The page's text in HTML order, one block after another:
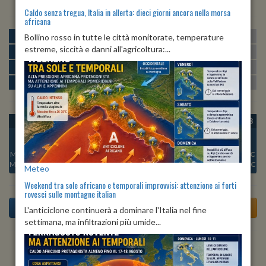
MATTINA min:26º max:30º U:62%
POMERIGGIO min:29º max:30º
SERA min: 27º max:30º U:71%-85%
NOTTE min:26º max:26º U:87%
OGGI
Min:
26°C
Max:27°C
SAB 08
Min:
27°C
Max:27°C
DOM 09
Min:25°C
Max:26°C
LUN 10
Min:26°C
Max:27°C
MAR 11
Min:
26°C
Max:26°C
MER 12
Min:27°C
Max:27°C
GIO 13
Min:
27°C
Max:27°C
Previsioni del Tempo a Terme Vigliatore tra 4 giorni
Caldo senza tregua, Italia in allerta: dieci giorni ancora nella morsa
africana
Bollino rosso in tutte le città monitorate, temperature
estreme, siccità e danni all'agricoltura:...
Meteo
Weekend tra sole africano e temporali improvvisi: attenzione ai forti
rovesci sulle montagne italian
L'anticiclone continuerà a dominare l'Italia nel fine
settimana, ma infiltrazioni più umide...